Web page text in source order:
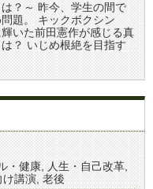
？～ 昨今、学生の間で
題。 キックボクシン
いた前田憲作が感じる真
？ いじめ根絶を目指す
・健康 人生・自己改革
け講演 老後